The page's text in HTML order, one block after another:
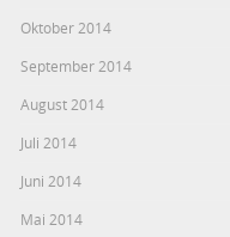
Oktober 2014
September 2014
August 2014
Juli 2014
Juni 2014
Mai 2014